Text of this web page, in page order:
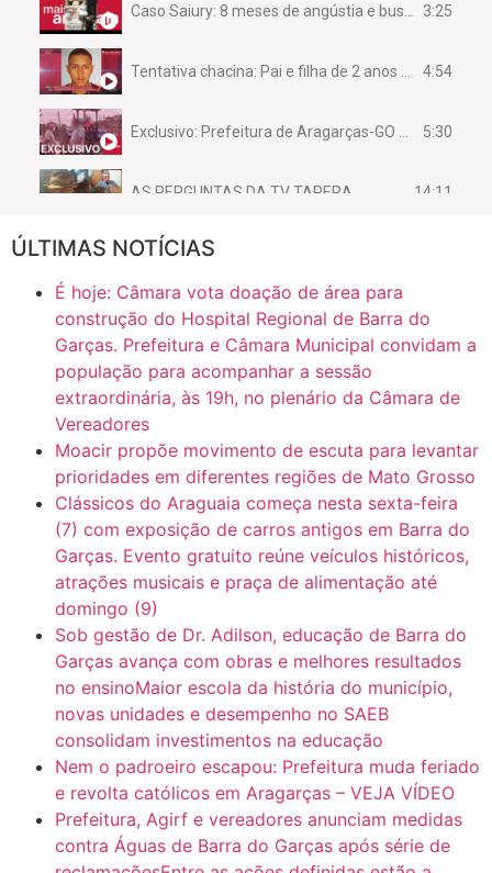
Caso Saiury: 8 meses de angústia e busca por justiça 3:25
Tentativa chacina: Pai e filha de 2 anos assassinados em casa enquanto dormiam 4:54
Exclusivo: Prefeitura de Aragarças-GO sob suspeita de desviar maquinário público para uso privado. 5:30
AS PERGUNTAS DA TV TAPERA 14:11
CASO SAIURY - SEM CORTES
Mini Ginásio de Aragarças- Só a bo$ta 6:31
ÚLTIMAS NOTÍCIAS
É hoje: Câmara vota doação de área para
construção do Hospital Regional de Barra do
Garças. Prefeitura e Câmara Municipal convidam a
população para acompanhar a sessão
extraordinária, às 19h, no plenário da Câmara de
Vereadores
Moacir propõe movimento de escuta para levantar
prioridades em diferentes regiões de Mato Grosso
Clássicos do Araguaia começa nesta sexta-feira
(7) com exposição de carros antigos em Barra do
Garças. Evento gratuito reúne veículos históricos,
atrações musicais e praça de alimentação até
domingo (9)
Sob gestão de Dr. Adilson, educação de Barra do
Garças avança com obras e melhores resultados
no ensinoMaior escola da história do município,
novas unidades e desempenho no SAEB
consolidam investimentos na educação
Nem o padroeiro escapou: Prefeitura muda feriado
e revolta católicos em Aragarças – VEJA VÍDEO
Prefeitura, Agirf e vereadores anunciam medidas
contra Águas de Barra do Garças após série de